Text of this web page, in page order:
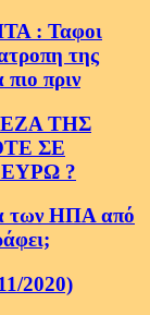
: Ταφοι
της
πριν
ΤΗΣ
ΣΕ
?
των ΗΠΑ από
2020)